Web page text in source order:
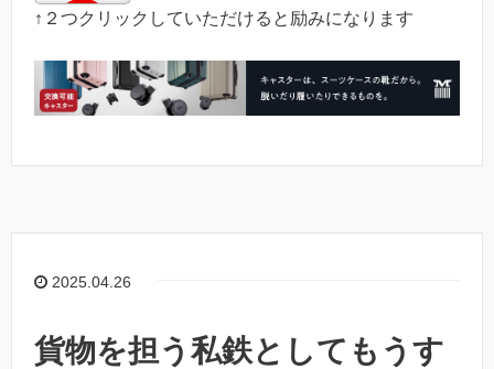
↑２つクリックしていただけると励みになります
2025.04.26
貨物を担う私鉄としてもうす